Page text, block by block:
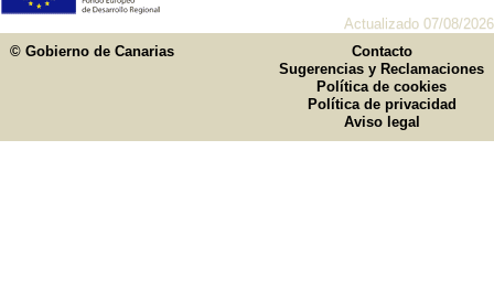
Actualizado 07/08/2026
© Gobierno de Canarias
Contacto
Sugerencias y Reclamaciones
Política de cookies
Política de privacidad
Aviso legal